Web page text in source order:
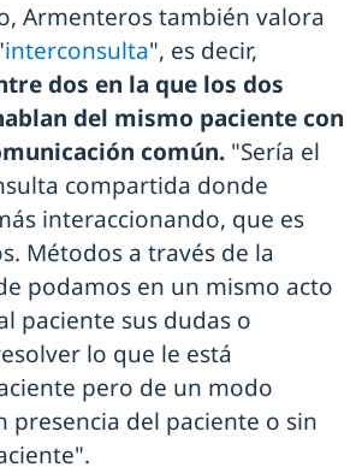
Armenteros también valora
interconsulta", es decir,
dos en la que los dos
del mismo paciente con
común. "Sería el
compartida donde
interaccionando, que es
Métodos a través de la
podamos en un mismo acto
paciente sus dudas o
lo que le está
pero de un modo
presencia del paciente o sin